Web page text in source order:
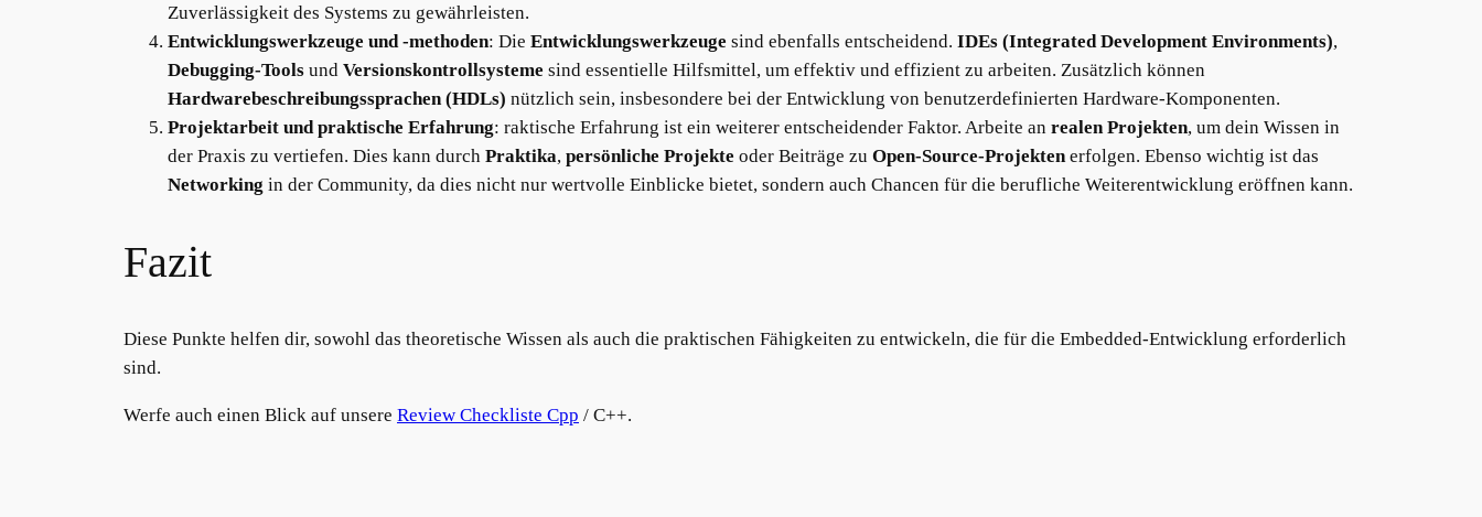
Zuverlässigkeit des Systems zu gewährleisten.
Entwicklungswerkzeuge und -methoden: Die Entwicklungswerkzeuge sind ebenfalls entscheidend. IDEs (Integrated Development Environments),
Debugging-Tools und Versionskontrollsysteme sind essentielle Hilfsmittel, um effektiv und effizient zu arbeiten. Zusätzlich können
Hardwarebeschreibungssprachen (HDLs) nützlich sein, insbesondere bei der Entwicklung von benutzerdefinierten Hardware-Komponenten.
Projektarbeit und praktische Erfahrung: raktische Erfahrung ist ein weiterer entscheidender Faktor. Arbeite an realen Projekten, um dein Wissen in
der Praxis zu vertiefen. Dies kann durch Praktika, persönliche Projekte oder Beiträge zu Open-Source-Projekten erfolgen. Ebenso wichtig ist das
Networking in der Community, da dies nicht nur wertvolle Einblicke bietet, sondern auch Chancen für die berufliche Weiterentwicklung eröffnen kann.
Fazit
Diese Punkte helfen dir, sowohl das theoretische Wissen als auch die praktischen Fähigkeiten zu entwickeln, die für die Embedded-Entwicklung erforderlich
sind.
Werfe auch einen Blick auf unsere Review Checkliste Cpp / C++.